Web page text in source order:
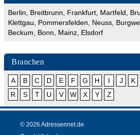
Berlin Breitbrunn Frankfurt Martfeld
Klettgau
Pommersfelden Neuss
Beckum
Bonn Mainz Elsdorf
Branchen
A B C D E F G H I J K
R
S T U V W X Y Z
© 2026 Adressennet.de